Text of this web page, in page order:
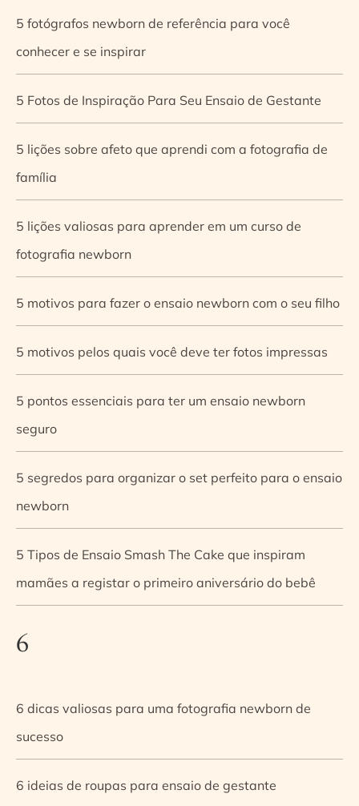
5 fotógrafos newborn de referência para você
conhecer e se inspirar
5 Fotos de Inspiração Para Seu Ensaio de Gestante
5 lições sobre afeto que aprendi com a fotografia de
família
5 lições valiosas para aprender em um curso de
fotografia newborn
5 motivos para fazer o ensaio newborn com o seu filho
5 motivos pelos quais você deve ter fotos impressas
5 pontos essenciais para ter um ensaio newborn
seguro
5 segredos para organizar o set perfeito para o ensaio
newborn
5 Tipos de Ensaio Smash The Cake que inspiram
mamães a registar o primeiro aniversário do bebê
6
6 dicas valiosas para uma fotografia newborn de
sucesso
6 ideias de roupas para ensaio de gestante